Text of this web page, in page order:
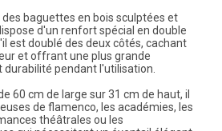
des baguettes en bois sculptées et
d'un renfort spécial en double
est doublé des deux côtés, cachant
et offrant une plus grande
pendant l'utilisation.
60 cm de large sur 31 cm de haut, il
de flamenco, les académies, les
théâtrales ou les